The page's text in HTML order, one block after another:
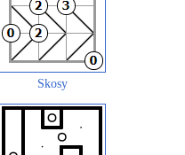
Skosy